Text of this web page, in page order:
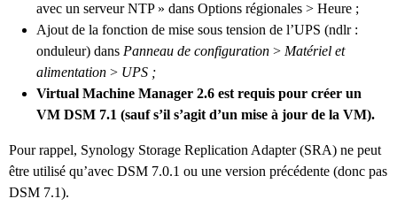
avec un serveur NTP » dans Options régionales > Heure ;
Ajout de la fonction de mise sous tension de l’UPS (ndlr :
onduleur) dans Panneau de configuration > Matériel et
alimentation > UPS ;
Virtual Machine Manager 2.6 est requis pour créer un
VM DSM 7.1 (sauf s’il s’agit d’un mise à jour de la VM).
Pour rappel, Synology Storage Replication Adapter (SRA) ne peut
être utilisé qu’avec DSM 7.0.1 ou une version précédente (donc pas
DSM 7.1).